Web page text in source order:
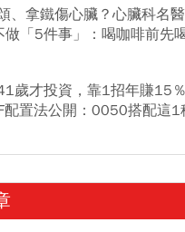
、拿鐵傷心臟？心臟科名
做「5件事」：喝咖啡前先
歲才投資，靠1招年賺15
配置法公開：0050搭配這